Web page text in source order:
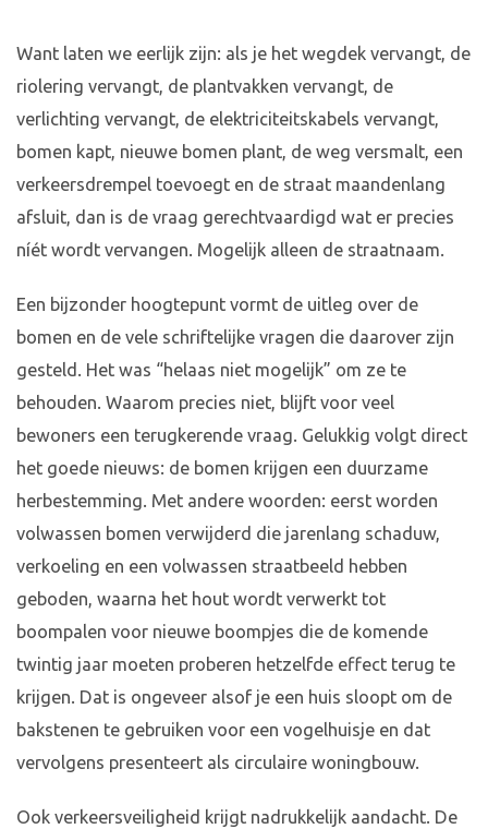
Want laten we eerlijk zijn: als je het wegdek vervangt, de
riolering vervangt, de plantvakken vervangt, de
verlichting vervangt, de elektriciteitskabels vervangt,
bomen kapt, nieuwe bomen plant, de weg versmalt, een
verkeersdrempel toevoegt en de straat maandenlang
afsluit, dan is de vraag gerechtvaardigd wat er precies
níét wordt vervangen. Mogelijk alleen de straatnaam.
Een bijzonder hoogtepunt vormt de uitleg over de
bomen en de vele schriftelijke vragen die daarover zijn
gesteld. Het was “helaas niet mogelijk” om ze te
behouden. Waarom precies niet, blijft voor veel
bewoners een terugkerende vraag. Gelukkig volgt direct
het goede nieuws: de bomen krijgen een duurzame
herbestemming. Met andere woorden: eerst worden
volwassen bomen verwijderd die jarenlang schaduw,
verkoeling en een volwassen straatbeeld hebben
geboden, waarna het hout wordt verwerkt tot
boompalen voor nieuwe boompjes die de komende
twintig jaar moeten proberen hetzelfde effect terug te
krijgen. Dat is ongeveer alsof je een huis sloopt om de
bakstenen te gebruiken voor een vogelhuisje en dat
vervolgens presenteert als circulaire woningbouw.
Ook verkeersveiligheid krijgt nadrukkelijk aandacht. De